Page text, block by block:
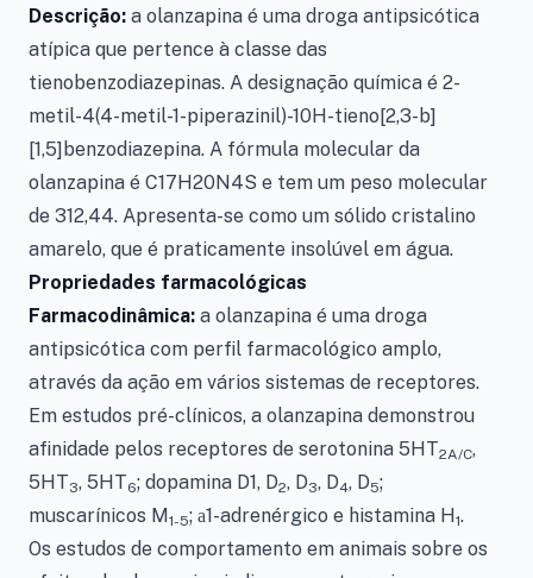
Descrição: a olanzapina é uma droga antipsicótica
atípica que pertence à classe das
tienobenzodiazepinas. A designação química é 2-
metil-4(4-metil-1-piperazinil)-10H-tieno[2,3-b]
[1,5]benzodiazepina. A fórmula molecular da
olanzapina é C17H20N4S e tem um peso molecular
de 312,44. Apresenta-se como um sólido cristalino
amarelo, que é praticamente insolúvel em água.
Propriedades farmacológicas
Farmacodinâmica: a olanzapina é uma droga
antipsicótica com perfil farmacológico amplo,
através da ação em vários sistemas de receptores.
Em estudos pré-clínicos, a olanzapina demonstrou
afinidade pelos receptores de serotonina 5HT2A/C,
5HT3, 5HT6; dopamina D1, D2, D3, D4, D5;
muscarínicos M1-5; a1-adrenérgico e histamina H1.
Os estudos de comportamento em animais sobre os